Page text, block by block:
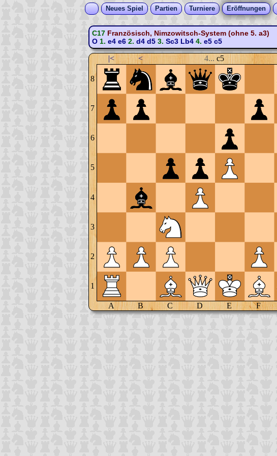
Neues Spiel Partien Turniere Eröffnungen
C17 Französisch, Nimzowitsch-System (ohne 5. a3)
O1. e4 e62. d4 d53. Sc3 Lb44. e5 c5
|< < 4... c5
8
7
6
5
4
3
2
1
A B C D E F